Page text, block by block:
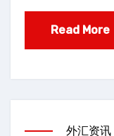
Read More
外汇资讯